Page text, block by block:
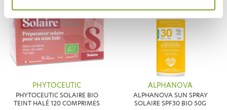
PHYTOCEUTIC
PHYTOCEUTIC SOLAIRE BIO
TEINT HALÉ 120 COMPRIMES
ALPHANOVA
ALPHANOVA SUN SPRAY
SOLAIRE SPF30 BIO 50G